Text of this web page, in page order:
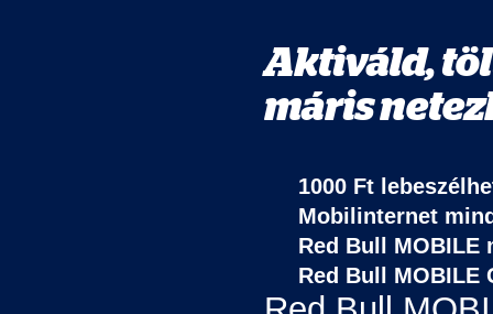
Aktiváld,
máris
1000 Ft
Mobilinternet
Red Bull MOBILE
Red Bull MOBILE